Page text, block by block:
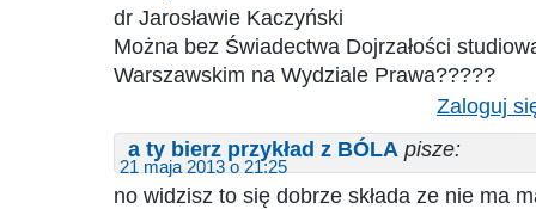
dr Jarosławie Kaczyński
Można bez Świadectwa Dojrzałości
Warszawskim na Wydziale Prawa?????
Zaloguj
a ty bierz przykład z BÓLA pisze:
21 maja 2013 o 21:25
no widzisz to się dobrze składa ze nie ma